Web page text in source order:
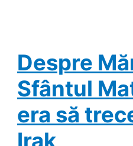
Despre
Sfântul
era să
Irak